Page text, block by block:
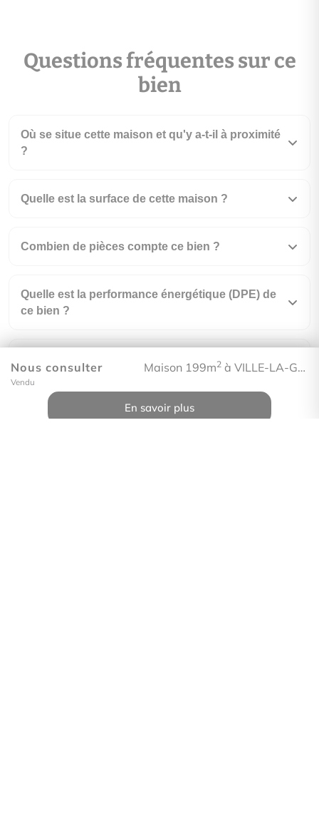
Nous consulter Maison 199m2à VILLE-LA-GRAND
Vendu
En savoir plus
Questions fréquentes sur ce
bien
Où se situe cette maison et qu'y a-t-il à proximité
?
Quelle est la surface de cette maison ?
Combien de pièces compte ce bien ?
Quelle est la performance énergétique (DPE) de
ce bien ?
Qu'implique le classement DPE F à l'achat ?
En quelle année a été construit ce bien ?